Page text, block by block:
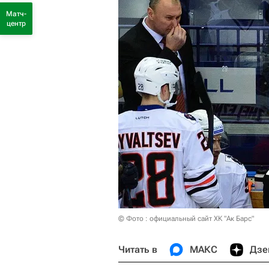
© Фото : официальный сайт ХК "Ак Барс"
Читать в МАКС
Матч-
центр